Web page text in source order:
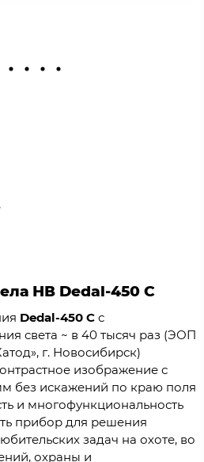
НВ Dedal-450 C
Dedal-450 C с
света ~ в 40 тысяч раз (ЭОП
г. Новосибирск)
изображение с
без искажений по краю поля
и многофункциональность
прибор для решения
задач на охоте, во
охраны и